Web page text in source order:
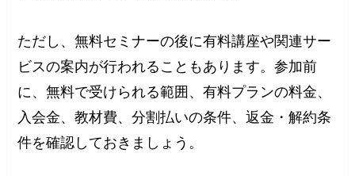
ただし、無料セミナーの後に有料講座や関連サー
ビスの案内が行われることもあります。参加前
に、無料で受けられる範囲、有料プランの料金、
入会金、教材費、分割払いの条件、返金・解約条
件を確認しておきましょう。